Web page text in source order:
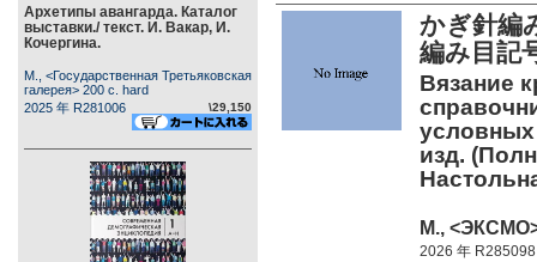
Архетипы авангарда. Каталог
выставки./ текст. И. Вакар, И.
Кочергина.
М., <Государственная Третьяковская
галерея> 200 c. hard
2025 年 R281006
\29,150
かぎ針
編み目記
Вязание
условных
изд.
М.,
2026 年 R285098